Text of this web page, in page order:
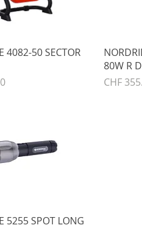
4082-50 SECTOR
80W R
Preis
CHF
5255 SPOT LONG